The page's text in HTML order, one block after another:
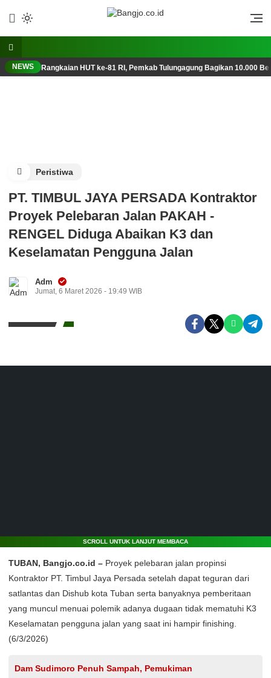
NEWS Rangkaian HUT ke-81 RI, Pemkab Tulungagung Bagikan 10.000
Peristiwa
PT. TIMBUL JAYA PERSADA Kontraktor
Proyek Pelebaran Jalan PAKAH -
RENGEL Diduga Abaikan K3 dan
Keselamatan Pengguna Jalan
Adm
Jumat, 6 Maret 2026 - 19:49 WIB
SCROLL UNTUK LANJUT MEMBACA
TUBAN, Bangjo.co.id – Proyek pelebaran jalan propinsi
Kontraktor PT. Timbul Jaya Persada setelah dapat teguran dari
satlantas dan Dishub kota Tuban serta banyaknya pemberitaan
yang muncul menuai polemik adanya dugaan tidak mematuhi K3
Keselamatan pengguna jalan yang saat ini hampir finishing.
(6/3/2026)
Dam Sudimoro Penuh Sampah, Pemukiman